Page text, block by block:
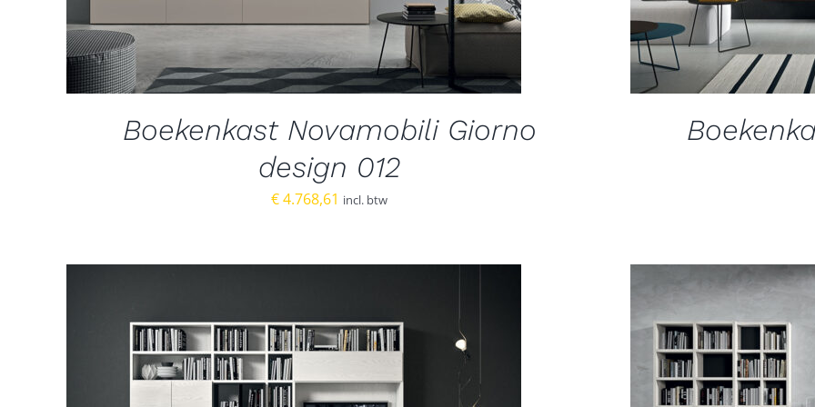
Boekenkast Novamobili Giorno
design 012
€4.768,61 incl. btw